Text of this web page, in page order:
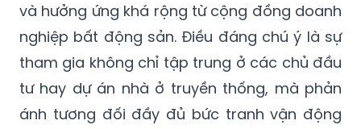
và hưởng ứng khá rộng từ cộng đồng doanh
nghiệp bất động sản. Điều đáng chú ý là sự
tham gia không chỉ tập trung ở các chủ đầu
tư hay dự án nhà ở truyền thống, mà phản
ánh tương đối đầy đủ bức tranh vận động